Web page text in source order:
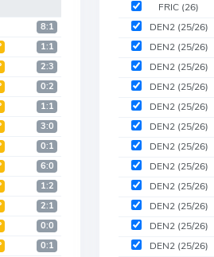
8:1
1:1
2:3
0:2
1:1
3:0
0:1
6:0
1:2
2:1
0:0
0:1
FRIC (26)
DEN2 (25/26)
DEN2 (25/26)
DEN2 (25/26)
DEN2 (25/26)
DEN2 (25/26)
DEN2 (25/26)
DEN2 (25/26)
DEN2 (25/26)
DEN2 (25/26)
DEN2 (25/26)
DEN2 (25/26)
DEN2 (25/26)